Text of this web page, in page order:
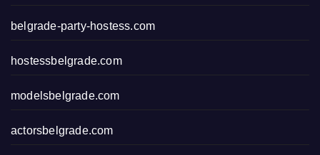
belgrade-party-hostess.com
hostessbelgrade.com
modelsbelgrade.com
actorsbelgrade.com